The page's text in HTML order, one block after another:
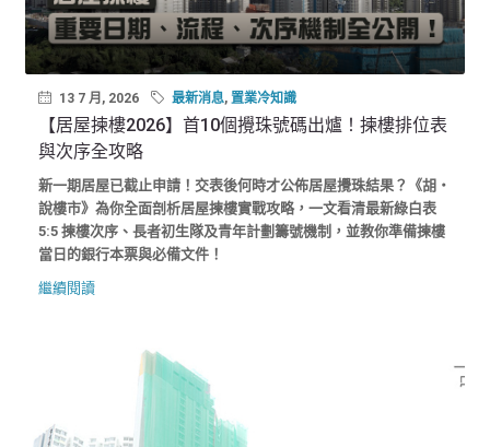
13 7 月, 2026 最新消息, 置業冷知識
【居屋揀樓2026】首10個攪珠號碼出爐！揀樓排位表
與次序全攻略
新一期居屋已截止申請！交表後何時才公佈居屋攪珠結果？《胡‧
說樓市》為你全面剖析居屋揀樓實戰攻略，一文看清最新綠白表
5:5 揀樓次序、長者初生隊及青年計劃籌號機制，並教你準備揀樓
當日的銀行本票與必備文件！
繼續閱讀